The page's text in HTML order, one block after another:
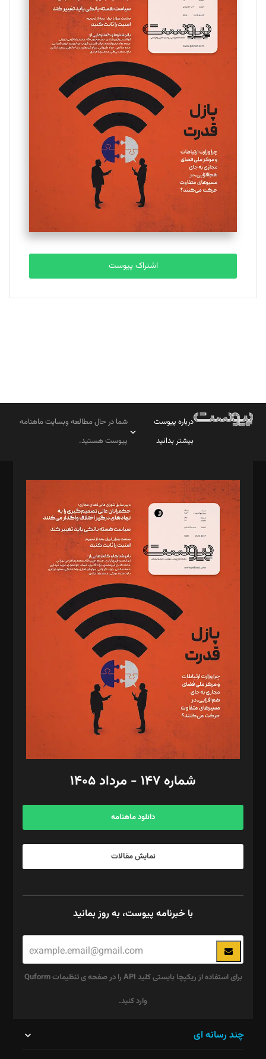
تحریریه
مینا پاکدل
یسنا امان‌پور
تحریریه
ملینا جعفری
تحریریه
مصطفی مسجدی آرانی
تحریریه
بابک نقاش
تحریریه
اشتراک پیوست
درباره پیوست
بیشتر بدانید
شما در حال مطالعه وبسایت ماهنامه
پیوست هستید.
مدیر مسئول: محمدباقر اثنی‌عشری
سردبیر: مهرک محمودی
دبیر تحریریه: میثم قاسمی
د‌بیر ناداستان: سمانه سمیع
د‌بیر خدمت و تجارت: ابوالفضل رجبی
د‌بیر حقوق فناوری: حسام‌الدین ایپکچی
د‌بیر پیوست جهان: مینا پاکدل
د‌بیر تحریریه آنلاین: بابک نقاش
تحریریه‌: مجتبی محمود‌ی، آرش برهمند، یسنا امان‌پور، سروش کرمیان،
مصطفی مسجدی آرانی، ابوالفضل رجبی، زهرا فکرانه، فائزه فتحی
رستمی،مصطفی باستان
ویرایش: نگار استاد‌‌آقا
طراح یونیفرم: مجید توکلی
فیلمبرداری و عکاسی: امیر شفیعی، مانی لطفی زاده
گرافیک و صفحه‌آرایی: سید‌سبحان‌علی ثابت
مد‌یر توسعه تجاری: کامبیز برید‌
امور مالی: شاپور رهبری، محمد‌ کاظمی‌نیا
آگهی و مشترکین: ۰۹۱۹۹۹۹۰۴۵۴
شماره ۱۴۷ - مرداد ۱۴۰۵
دانلود ماهنامه
نمایش مقالات
با خبرنامه پیوست، به روز بمانید
برای استفاده از ریکپچا بایستی کلید API را در صفحه ی تنظیمات Quform
وارد کنید.
چند رسانه ای